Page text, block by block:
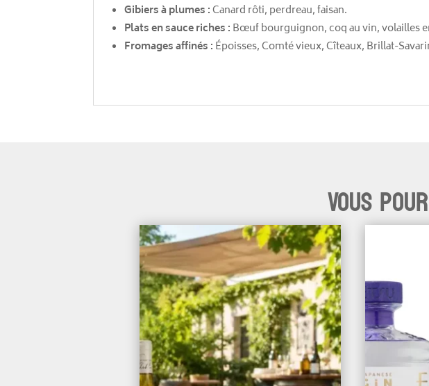
Gibiers à plumes :Canard rôti, perdreau, faisan.
Plats en sauce riches : Bœuf bourguignon, coq au vin, volailles
Fromages affinés : Époisses, Comté vieux, Cîteaux, Brillat-
Vous